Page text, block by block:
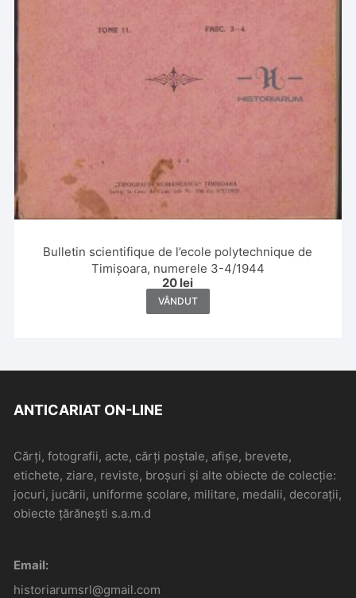
Bulletin scientifique de l’ecole polytechnique de
Timișoara, numerele 3-4/1944
20 lei
VÂNDUT
ANTICARIAT ON-LINE
Cărți, fotografii, acte, cărți poștale, afișe, brevete,
etichete, ziare, reviste, broșuri și alte obiecte de colecție:
jocuri, jucării, uniforme școlare, militare, medalii, decorații,
obiecte țărănești s.a.m.d
Email:
historiarumsrl@gmail.com